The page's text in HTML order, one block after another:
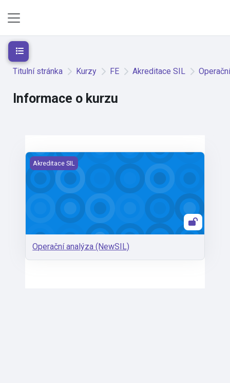
Titulní stránka Kurzy FE Akreditace SIL
Informace o kurzu
Otevřít indexu kurzu
Operační analýza (NewSIL)
Akreditace SIL
Operační analýza (NewSIL)